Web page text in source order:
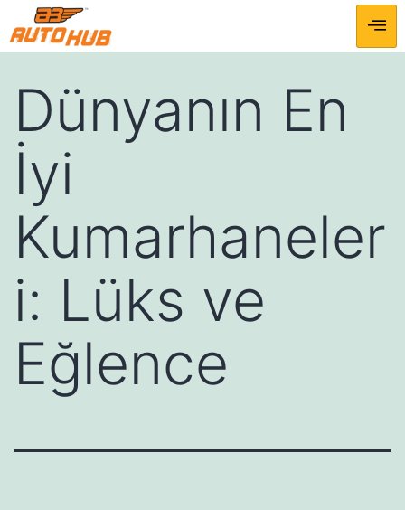
Dünyanın En
İyi
Kumarhaneler
i: Lüks ve
Eğlence